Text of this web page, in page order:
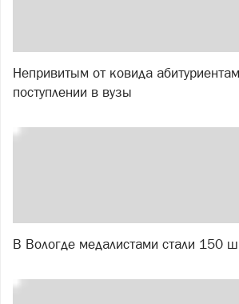
Непривитым от ковида
поступлении в вузы
В Вологде медалистами стали 150